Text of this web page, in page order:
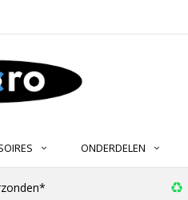
ONDERDELEN